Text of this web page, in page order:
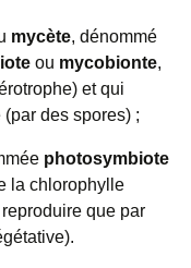
mycète, dénommé
ou mycobionte,
et qui
des spores) ;
photosymbiote
la chlorophylle
que par